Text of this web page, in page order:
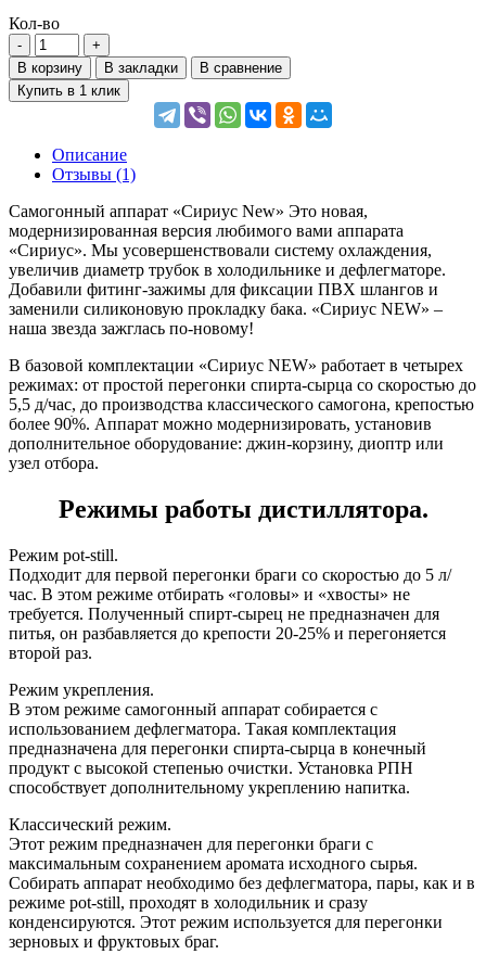
Кол-во
В корзину В закладки
В сравнение
Купить в 1 клик
Описание
Отзывы (1)
Самогонный аппарат «Сириус New» Это новая,
модернизированная версия любимого вами аппарата
«Сириус». Мы усовершенствовали систему охлаждения,
увеличив диаметр трубок в холодильнике и дефлегматоре.
Добавили фитинг-зажимы для фиксации ПВХ шлангов и
заменили силиконовую прокладку бака. «Сириус NEW» –
наша звезда зажглась по-новому!
В базовой комплектации «Сириус NEW» работает в четырех
режимах: от простой перегонки спирта-сырца со скоростью до
5,5 д/час, до производства классического самогона, крепостью
более 90ׄ%. Аппарат можно модернизировать, установив
дополнительное оборудование: джин-корзину, диоптр или
узел отбора.
Режимы работы дистиллятора.
Режим pot-still.
Подходит для первой перегонки браги со скоростью до 5 л/
час. В этом режиме отбирать «головы» и «хвосты» не
требуется. Полученный спирт-сырец не предназначен для
питья, он разбавляется до крепости 20-25% и перегоняется
второй раз.
Режим укрепления.
В этом режиме самогонный аппарат собирается с
использованием дефлегматора. Такая комплектация
предназначена для перегонки спирта-сырца в конечный
продукт с высокой степенью очистки. Установка РПН
способствует дополнительному укреплению напитка.
Классический режим.
Этот режим предназначен для перегонки браги с
максимальным сохранением аромата исходного сырья.
Собирать аппарат необходимо без дефлегматора, пары, как и в
режиме pot-still, проходят в холодильник и сразу
конденсируются. Этот режим используется для перегонки
зерновых и фруктовых браг.